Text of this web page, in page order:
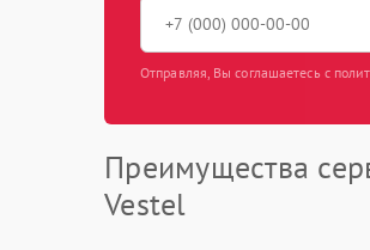
Отправляя, Вы соглашаетесь с
Преимущества
Vestel